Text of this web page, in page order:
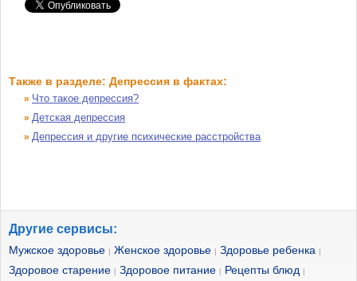
Также в разделе: Депрессия в фактах:
» Что такое депрессия?
» Детская депрессия
» Депрессия и другие психические расстройства
Другие сервисы:
Мужское здоровье | Женское здоровье | Здоровье ребенка |
Здоровое старение | Здоровое питание | Рецепты блюд |